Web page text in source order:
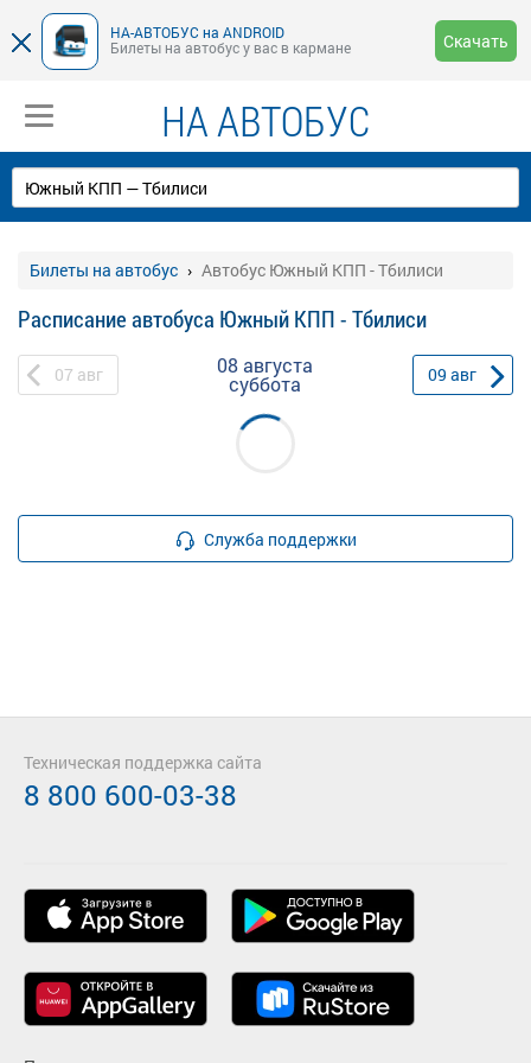
НА-АВТОБУС на ANDROID
Билеты на автобус у вас в кармане
Скачать
НА АВТОБУС
Билеты на автобус Автобус Южный КПП - Тбилиси
Расписание автобуса Южный КПП - Тбилиси
07 авг 08 августа
суббота 09 авг
Служба поддержки
Техническая поддержка сайта
8 800 600-03-38